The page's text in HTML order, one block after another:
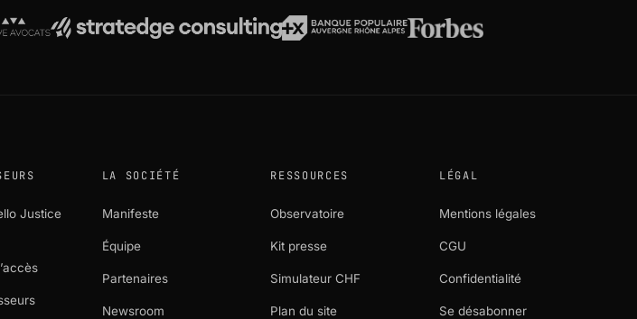
Justice
LA SOCIÉTÉ
Manifeste
Équipe
Partenaires
Newsroom
RESSOURCES
Observatoire
Kit presse
Simulateur CHF
Plan du site
LÉGAL
Mentions légales
CGU
Confidentialité
Se désabonner